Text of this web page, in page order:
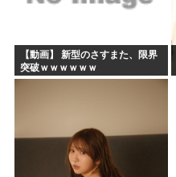
【動画】 新型のさすまた、限界
突破ｗｗｗｗｗｗ